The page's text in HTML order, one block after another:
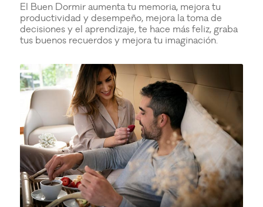
El Buen Dormir aumenta tu memoria, mejora tu
productividad y desempeño, mejora la toma de
decisiones y el aprendizaje, te hace más feliz, graba
tus buenos recuerdos y mejora tu imaginación.